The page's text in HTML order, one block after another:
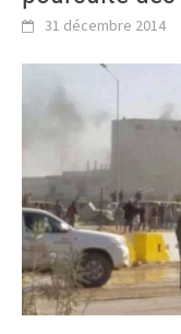
31 décembre 2014